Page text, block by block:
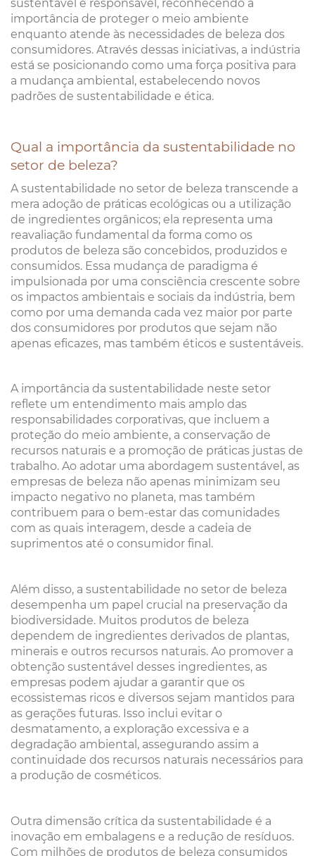
sustentável e responsável, reconhecendo a
importância de proteger o meio ambiente
enquanto atende às necessidades de beleza dos
consumidores. Através dessas iniciativas, a indústria
está se posicionando como uma força positiva para
a mudança ambiental, estabelecendo novos
padrões de sustentabilidade e ética.
Qual a importância da sustentabilidade no
setor de beleza?
A sustentabilidade no setor de beleza transcende a
mera adoção de práticas ecológicas ou a utilização
de ingredientes orgânicos; ela representa uma
reavaliação fundamental da forma como os
produtos de beleza são concebidos, produzidos e
consumidos. Essa mudança de paradigma é
impulsionada por uma consciência crescente sobre
os impactos ambientais e sociais da indústria, bem
como por uma demanda cada vez maior por parte
dos consumidores por produtos que sejam não
apenas eficazes, mas também éticos e sustentáveis.
A importância da sustentabilidade neste setor
reflete um entendimento mais amplo das
responsabilidades corporativas, que incluem a
proteção do meio ambiente, a conservação de
recursos naturais e a promoção de práticas justas de
trabalho. Ao adotar uma abordagem sustentável, as
empresas de beleza não apenas minimizam seu
impacto negativo no planeta, mas também
contribuem para o bem-estar das comunidades
com as quais interagem, desde a cadeia de
suprimentos até o consumidor final.
Além disso, a sustentabilidade no setor de beleza
desempenha um papel crucial na preservação da
biodiversidade. Muitos produtos de beleza
dependem de ingredientes derivados de plantas,
minerais e outros recursos naturais. Ao promover a
obtenção sustentável desses ingredientes, as
empresas podem ajudar a garantir que os
ecossistemas ricos e diversos sejam mantidos para
as gerações futuras. Isso inclui evitar o
desmatamento, a exploração excessiva e a
degradação ambiental, assegurando assim a
continuidade dos recursos naturais necessários para
a produção de cosméticos.
Outra dimensão crítica da sustentabilidade é a
inovação em embalagens e a redução de resíduos.
Com milhões de produtos de beleza consumidos